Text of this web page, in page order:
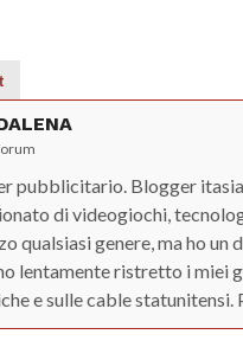
pubblicitario. Blogger
di videogiochi,
qualsiasi genere, ma ho
lentamente ristretto i miei
e sulle cable statunitensi.